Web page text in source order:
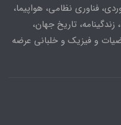
فناوری نظامی، هواپیما،
زندگینامه، تاریخ جهان،
و فیزیک و خلبانی عرضه